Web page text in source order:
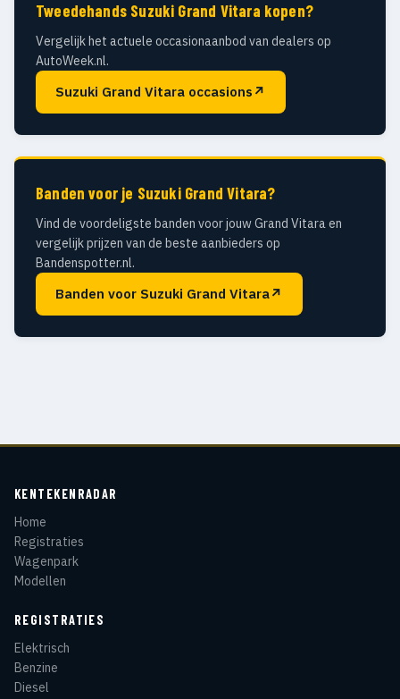
Tweedehands Suzuki Grand Vitara kopen?
Vergelijk het actuele occasionaanbod van dealers op
AutoWeek.nl.
Suzuki Grand Vitara occasions ↗
Banden voor je Suzuki Grand Vitara?
Vind de voordeligste banden voor jouw Grand Vitara en
vergelijk prijzen van de beste aanbieders op
Bandenspotter.nl.
Banden voor Suzuki Grand Vitara↗
KENTEKENRADAR
Home
Registraties
Wagenpark
Modellen
REGISTRATIES
Elektrisch
Benzine
Diesel